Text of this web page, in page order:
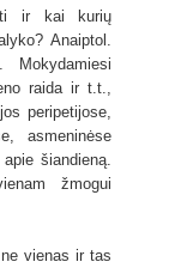
ir kai kurių
Anaiptol.
raida ir t.t.,
peripetijose,
asmeninėse
šiandieną.
žmogui
vienas ir tas